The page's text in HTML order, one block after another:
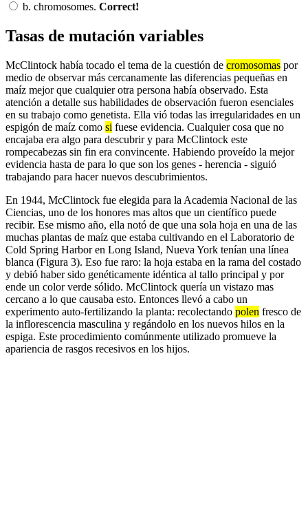
b. chromosomes. Correct!
Tasas de mutación variables
McClintock había tocado el tema de la cuestión de cromosomas por
medio de observar más cercanamente las diferencias pequeñas en
maíz mejor que cualquier otra persona había observado. Esta
atención a detalle sus habilidades de observación fueron esenciales
en su trabajo como genetista. Ella vió todas las irregularidades en un
espigón de maíz como si fuese evidencia. Cualquier cosa que no
encajaba era algo para descubrir y para McClintock este
rompecabezas sin fin era convincente. Habiendo proveído la mejor
evidencia hasta de para lo que son los genes - herencia - siguió
trabajando para hacer nuevos descubrimientos.
En 1944, McClintock fue elegida para la Academia Nacional de las
Ciencias, uno de los honores mas altos que un científico puede
recibir. Ese mismo año, ella notó de que una sola hoja en una de las
muchas plantas de maíz que estaba cultivando en el Laboratorio de
Cold Spring Harbor en Long Island, Nueva York tenían una línea
blanca (Figura 3). Eso fue raro: la hoja estaba en la rama del costado
y debió haber sido genéticamente idéntica al tallo principal y por
ende un color verde sólido. McClintock quería un vistazo mas
cercano a lo que causaba esto. Entonces llevó a cabo un
experimento auto-fertilizando la planta: recolectando polen fresco de
la inflorescencia masculina y regándolo en los nuevos hilos en la
espiga. Este procedimiento comúnmente utilizado promueve la
apariencia de rasgos recesivos en los hijos.